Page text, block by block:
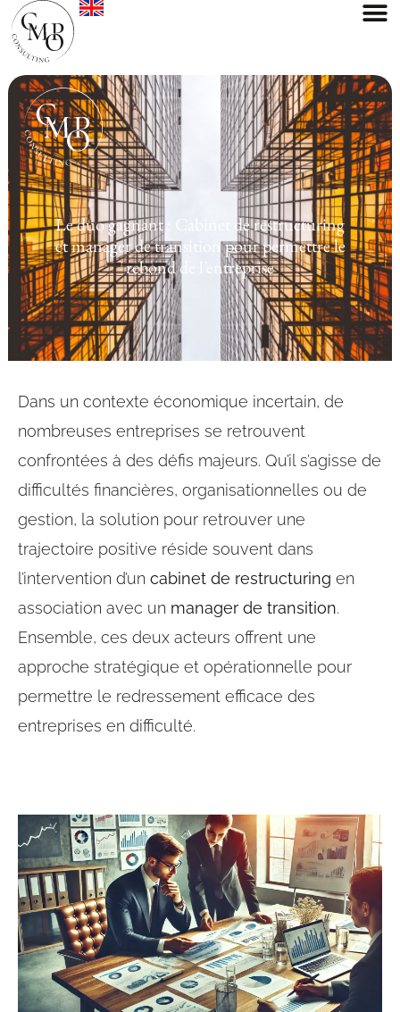
Le duo gagnant : Cabinet de restructuring
et manager de transition pour permettre le
rebond de l’entreprise
Dans un contexte économique incertain, de
nombreuses entreprises se retrouvent
confrontées à des défis majeurs. Qu’il s’agisse de
difficultés financières, organisationnelles ou de
gestion, la solution pour retrouver une
trajectoire positive réside souvent dans
l’intervention d’un cabinet de restructuring en
association avec un manager de transition.
Ensemble, ces deux acteurs offrent une
approche stratégique et opérationnelle pour
permettre le redressement efficace des
entreprises en difficulté.